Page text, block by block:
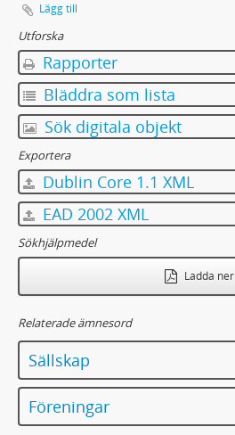
Lägg till
Utforska
Rapporter
Bläddra som lista
Sök digitala objekt
Exportera
Dublin Core 1.1 XML
EAD 2002 XML
Sökhjälpmedel
Ladda ner
Relaterade ämnesord
Sällskap
Föreningar